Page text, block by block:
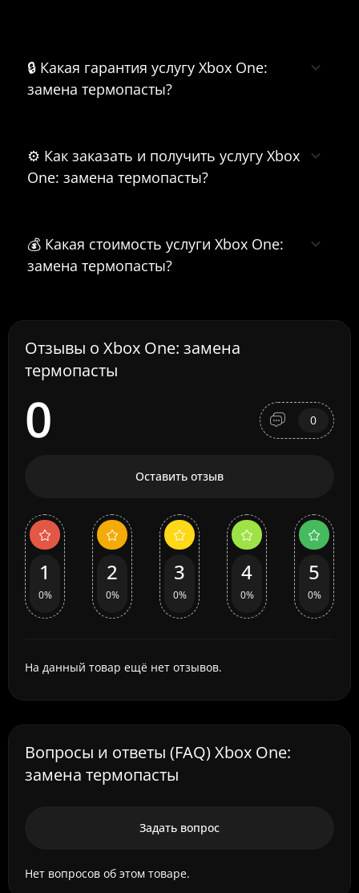
🔒 Какая гарантия услугу Xbox One:
замена термопасты?
⚙️ Как заказать и получить услугу Xbox
One: замена термопасты?
💰 Какая стоимость услуги Xbox One:
замена термопасты?
Отзывы о Xbox One: замена
термопасты
0 0
Оставить отзыв
1
0%
2
0%
3
0%
4
0%
5
0%
На данный товар ещё нет отзывов.
Вопросы и ответы (FAQ) Xbox One:
замена термопасты
Задать вопрос
Нет вопросов об этом товаре.